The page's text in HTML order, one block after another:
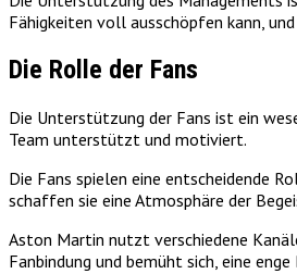
Fähigkeiten voll ausschöpfen kann,
Die Rolle der Fans
Die Unterstützung der Fans ist ein
Team unterstützt und motiviert.
Die Fans spielen eine entscheidende
schaffen sie eine Atmosphäre der
Aston Martin nutzt verschiedene
Fanbindung und bemüht sich, eine